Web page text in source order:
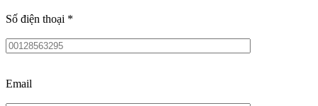
Số điện thoại *
Email